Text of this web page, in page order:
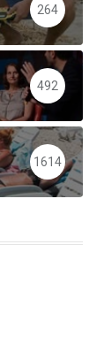
264
492
1614